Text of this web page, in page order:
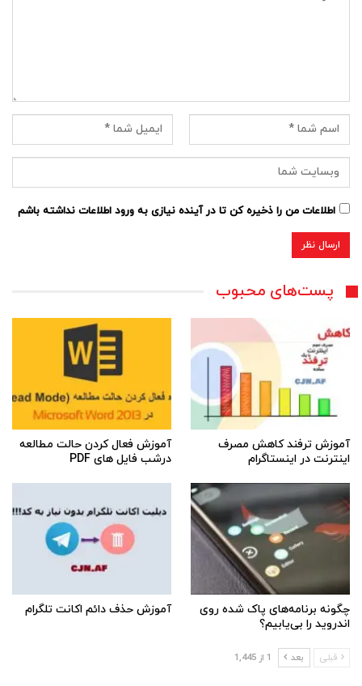
اطلاعات من را ذخیره کن تا در آینده نیازی به ورود اطلاعات نداشته باشم
پست‌های محبوب
آموزش ترفند کاهش مصرف
اینترنت در اینستاگرام
آموزش فعال کردن حالت مطالعه
درشب فایل های PDF
چگونه برنامه‌های پاک شده روی
اندروید را بی‌یابیم؟
آموزش حذف دائم اکانت تلگرام
قبلی بعد 1 از 1,445